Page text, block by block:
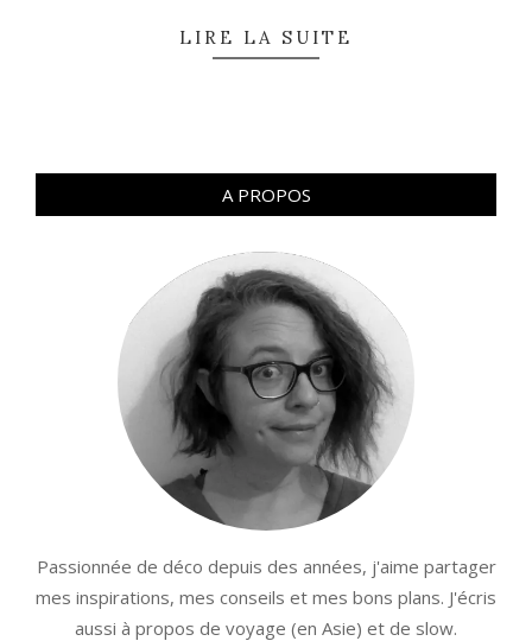
LIRE LA SUITE
A PROPOS
Passionnée de déco depuis des années, j'aime partager
mes inspirations, mes conseils et mes bons plans. J'écris
aussi à propos de voyage (en Asie) et de slow.